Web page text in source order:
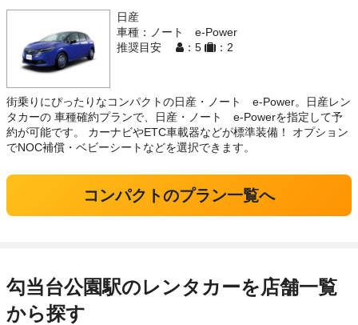
日産
車種：ノート e-Power
推奨目安
：5 ：2
街乗りにぴったりなコンパクトの日産・ノート e-Power。日産レン
タカーの 車種確約プランで、日産・ノート e-Powerを指定して予
約が可能です。 カーナビやETC車載器などが標準装備！ オプション
でNOC補償・ベビーシートなどを選択できます。
コンパクトのプラン一覧へ
勾当台公園駅のレンタカーを店舗一覧
から探す